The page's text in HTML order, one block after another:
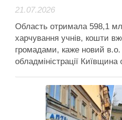
21.07.2026
Область отримала 598,1
харчування учнів, кошти
громадами, каже новий в.о.
обладміністрації
харчуванням на наступний
отримала державну
млн грн на харчування